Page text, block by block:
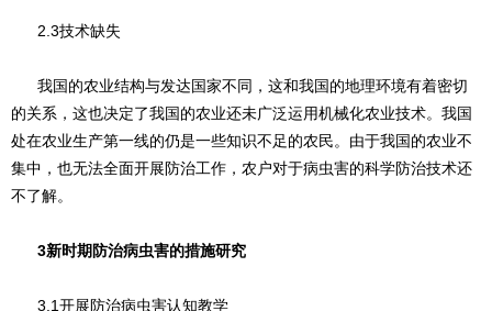
2.3技术缺失
我国的农业结构与发达国家不同，这和我国的地理环境有着密切
的关系，这也决定了我国的农业还未广泛运用机械化农业技术。我国
处在农业生产第一线的仍是一些知识不足的农民。由于我国的农业不
集中，也无法全面开展防治工作，农户对于病虫害的科学防治技术还
不了解。
3新时期防治病虫害的措施研究
3.1开展防治病虫害认知教学